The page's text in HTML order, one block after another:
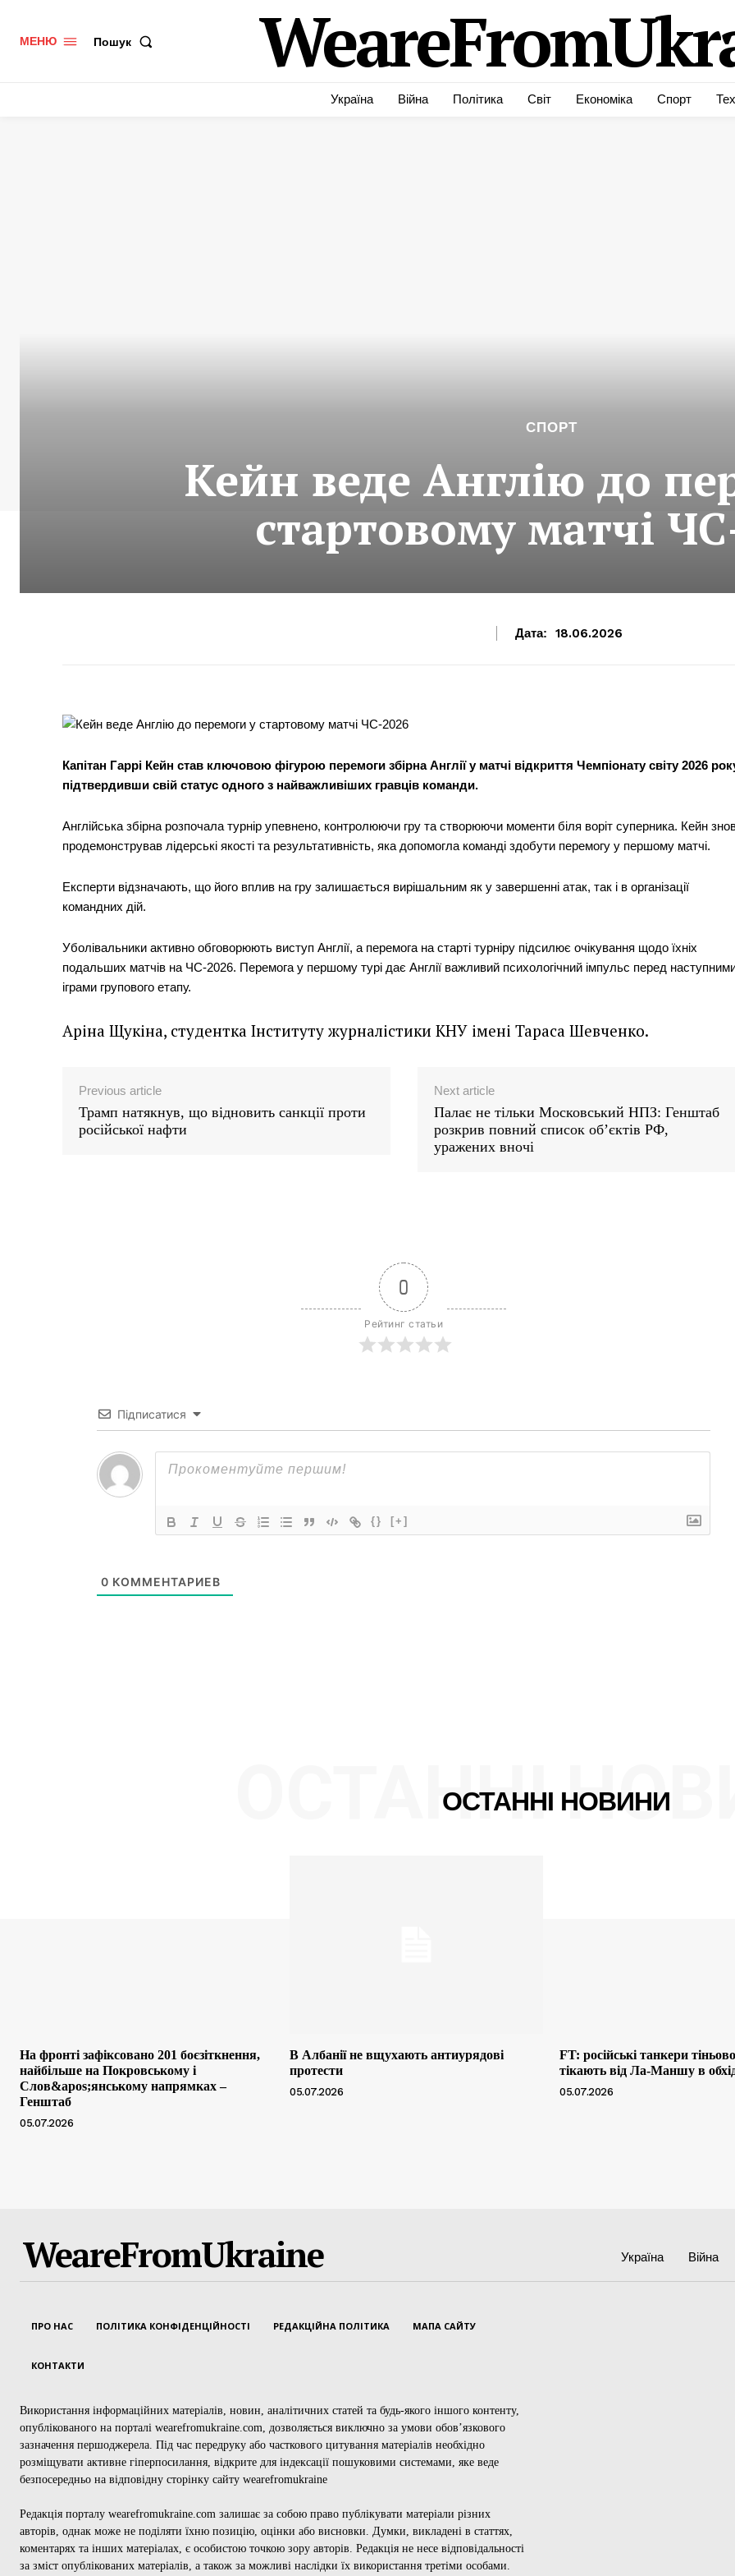
Magazine PRO
МЕНЮ Пошук
Україна Війна Політика Світ Економіка Спорт
СПОРТ
Кейн веде Англію до
стартовому матчі
Дата: 18.06.2026
Капітан Гаррі Кейн став ключовою фігурою перемоги збірна Англії у матчі відкриття Чемпіонату світу 2026
підтвердивши свій статус одного з найважливіших гравців команди.
Англійська збірна розпочала турнір упевнено, контролюючи гру та створюючи моменти біля воріт суперника. Кейн
продемонстрував лідерські якості та результативність, яка допомогла команді здобути перемогу у першому матчі.
Експерти відзначають, що його вплив на гру залишається вирішальним як у завершенні атак, так і в організації
командних дій.
Уболівальники активно обговорюють виступ Англії, а перемога на старті турніру підсилює очікування щодо їхніх
подальших матчів на ЧС-2026. Перемога у першому турі дає Англії важливий психологічний імпульс перед
іграми групового етапу.
Аріна Щукіна, студентка Інституту журналістики КНУ імені Тараса Шевченко.
Previous article
Трамп натякнув, що відновить санкції проти
російської нафти
Next article
Палає не тільки Московський НПЗ: Генштаб
розкрив повний список об’єктів РФ,
уражених вночі
0
Рейтинг статьи
Підписатися
{} [+]
0 КОММЕНТАРИЕВ
ОСТАННІ НОВИНИ
ОСТАННІ
На фронті зафіксовано 201 боєзіткнення,
найбільше на Покровському і
Слов&apos;янському напрямках –
Генштаб
05.07.2026
В Албанії не вщухають антиурядові
протести
05.07.2026
FT: російські танкери
тікають від Ла-Маншу в
05.07.2026
WeareFromUkraine Україна Війна
ПРО НАС ПОЛІТИКА КОНФІДЕНЦІЙНОСТІ РЕДАКЦІЙНА ПОЛІТИКА МАПА САЙТУ
КОНТАКТИ
Використання інформаційних матеріалів, новин, аналітичних статей та будь-якого іншого контенту,
опублікованого на порталі wearefromukraine.com, дозволяється виключно за умови обов’язкового
зазначення першоджерела. Під час передруку або часткового цитування матеріалів необхідно
розміщувати активне гіперпосилання, відкрите для індексації пошуковими системами, яке веде
безпосередньо на відповідну сторінку сайту wearefromukraine
Редакція порталу wearefromukraine.com залишає за собою право публікувати матеріали різних
авторів, однак може не поділяти їхню позицію, оцінки або висновки. Думки, викладені в статтях,
коментарях та інших матеріалах, є особистою точкою зору авторів. Редакція не несе відповідальності
за зміст опублікованих матеріалів, а також за можливі наслідки їх використання третіми особами.